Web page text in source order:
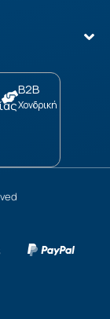
B2B
Χονδρική